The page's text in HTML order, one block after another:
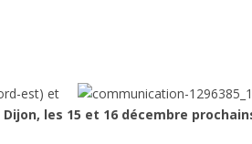
est) et
Dijon, les 15 et 16 décembre